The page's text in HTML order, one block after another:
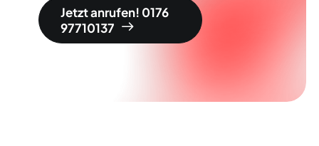
Jetzt anrufen! 0176
97710137